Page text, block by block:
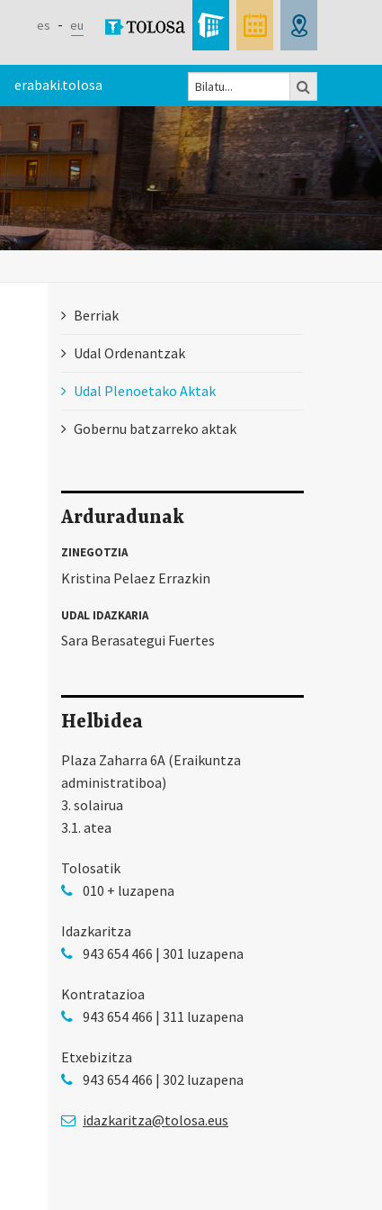
es eu
erabaki.tolosa
Bilaketa
formularioa
Berriak
Udal Ordenantzak
Udal Plenoetako Aktak
Gobernu batzarreko aktak
Arduradunak
ZINEGOTZIA
Kristina Pelaez Errazkin
UDAL IDAZKARIA
Sara Berasategui Fuertes
Helbidea
Plaza Zaharra 6A (Eraikuntza
administratiboa)
3. solairua
3.1. atea
Tolosatik
010 + luzapena
Idazkaritza
943 654 466 | 301 luzapena
Kontratazioa
943 654 466 | 311 luzapena
Etxebizitza
943 654 466 | 302 luzapena
idazkaritza@tolosa.eus